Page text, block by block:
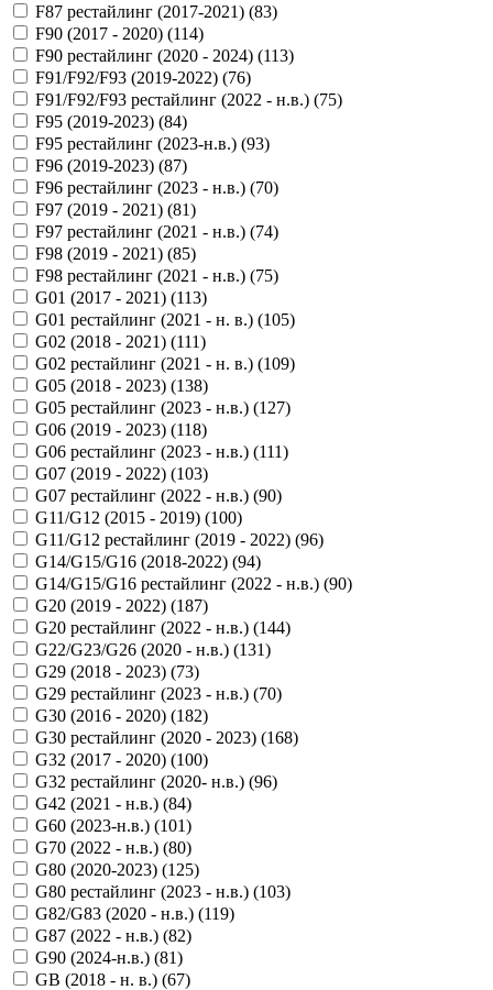
F87 рестайлинг (2017-2021) (83)
F90 (2017 - 2020) (114)
F90 рестайлинг (2020 - 2024) (113)
F91/F92/F93 (2019-2022) (76)
F91/F92/F93 рестайлинг (2022 - н.в.) (75)
F95 (2019-2023) (84)
F95 рестайлинг (2023-н.в.) (93)
F96 (2019-2023) (87)
F96 рестайлинг (2023 - н.в.) (70)
F97 (2019 - 2021) (81)
F97 рестайлинг (2021 - н.в.) (74)
F98 (2019 - 2021) (85)
F98 рестайлинг (2021 - н.в.) (75)
G01 (2017 - 2021) (113)
G01 рестайлинг (2021 - н. в.) (105)
G02 (2018 - 2021) (111)
G02 рестайлинг (2021 - н. в.) (109)
G05 (2018 - 2023) (138)
G05 рестайлинг (2023 - н.в.) (127)
G06 (2019 - 2023) (118)
G06 рестайлинг (2023 - н.в.) (111)
G07 (2019 - 2022) (103)
G07 рестайлинг (2022 - н.в.) (90)
G11/G12 (2015 - 2019) (100)
G11/G12 рестайлинг (2019 - 2022) (96)
G14/G15/G16 (2018-2022) (94)
G14/G15/G16 рестайлинг (2022 - н.в.) (90)
G20 (2019 - 2022) (187)
G20 рестайлинг (2022 - н.в.) (144)
G22/G23/G26 (2020 - н.в.) (131)
G29 (2018 - 2023) (73)
G29 рестайлинг (2023 - н.в.) (70)
G30 (2016 - 2020) (182)
G30 рестайлинг (2020 - 2023) (168)
G32 (2017 - 2020) (100)
G32 рестайлинг (2020- н.в.) (96)
G42 (2021 - н.в.) (84)
G60 (2023-н.в.) (101)
G70 (2022 - н.в.) (80)
G80 (2020-2023) (125)
G80 рестайлинг (2023 - н.в.) (103)
G82/G83 (2020 - н.в.) (119)
G87 (2022 - н.в.) (82)
G90 (2024-н.в.) (81)
GB (2018 - н. в.) (67)